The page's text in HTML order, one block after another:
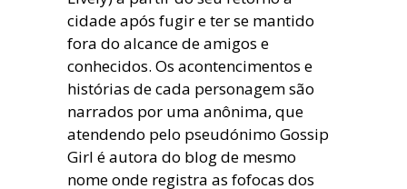
cidade após fugir e ter se mantido
fora do alcance de amigos e
conhecidos. Os acontencimentos e
histórias de cada personagem são
narrados por uma anônima, que
atendendo pelo pseudónimo Gossip
Girl é autora do blog de mesmo
nome onde registra as fofocas dos